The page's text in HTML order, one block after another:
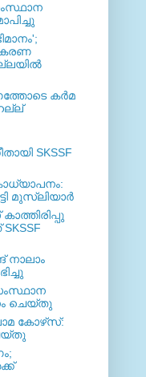
കര്‍മ
SKSSF
മുസ്ലിയാർ
നാലാം
ചെയ്തു
കോഴ്‌സ്: